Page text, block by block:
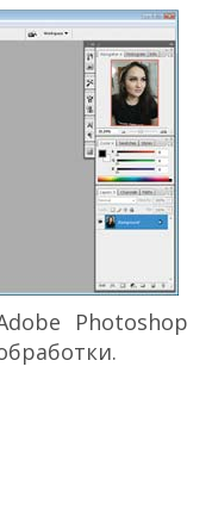
Photoshop